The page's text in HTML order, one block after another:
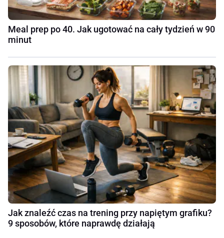
Meal prep po 40. Jak ugotować na cały tydzień w 90
minut
Jak znaleźć czas na trening przy napiętym grafiku?
9 sposobów, które naprawdę działają